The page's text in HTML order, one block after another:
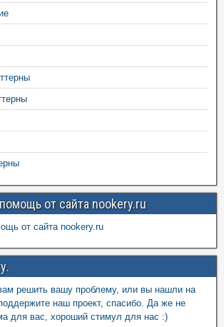
от сайта nookery.ru
от сайта nookery.ru
решить вашу проблему, или вы нашли на
наш проект, спасибо. Да же не
для вас, хороший стимул для нас :)